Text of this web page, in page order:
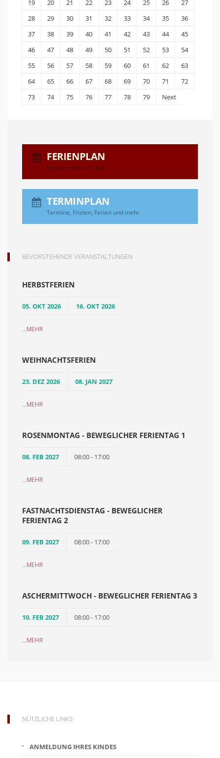
19 20 21 22 23 24 25 26
27
28
29 30 31 32 33 34 35
36
37
38 39 40 41 42 43 44
45
46
47 48 49 50 51 52 53
54
55
56 57 58 59 60 61 62
63
64
65 66 67 68 69 70 71
72
73
74 75 76 77 78 79 Next
FERIENPLAN
Ferien und freie Tage
TERMINPLAN
Termine, Fristen, Ferien und mehr
BEVORSTEHENDE VERANSTALTUNGEN
HERBSTFERIEN
05. OKT 2026 16. OKT 2026
...MEHR
WEIHNACHTSFERIEN
23. DEZ 2026 08. JAN 2027
...MEHR
ROSENMONTAG - BEWEGLICHER FERIENTAG 1
08. FEB 2027 08:00 - 17:00
...MEHR
FASTNACHTSDIENSTAG - BEWEGLICHER
FERIENTAG 2
09. FEB 2027 08:00 - 17:00
...MEHR
ASCHERMITTWOCH - BEWEGLICHER FERIENTAG 3
10. FEB 2027 08:00 - 17:00
...MEHR
NÜTZLICHE LINKS
ANMELDUNG IHRES KINDES